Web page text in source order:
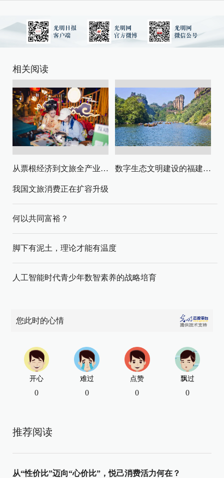
相关阅读
从票根经济到文旅全产业链升级 数字生态文明建设的福建路径与启示
我国文旅消费正在扩容升级
何以共同富裕？
脚下有泥土，理论才能有温度
人工智能时代青少年数智素养的战略培育
您此时的心情
开心
0
难过
0
点赞
0
飘过
0
推荐阅读
从“性价比”迈向“心价比”，悦己消费活力何在？